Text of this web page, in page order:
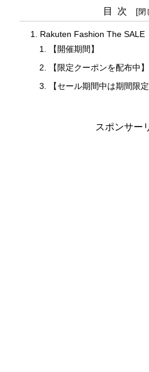
目次
Rakuten Fashion The SALE
【開催期間】
【限定クーポンを配布中】
【セール期間中は期間限
スポンサー